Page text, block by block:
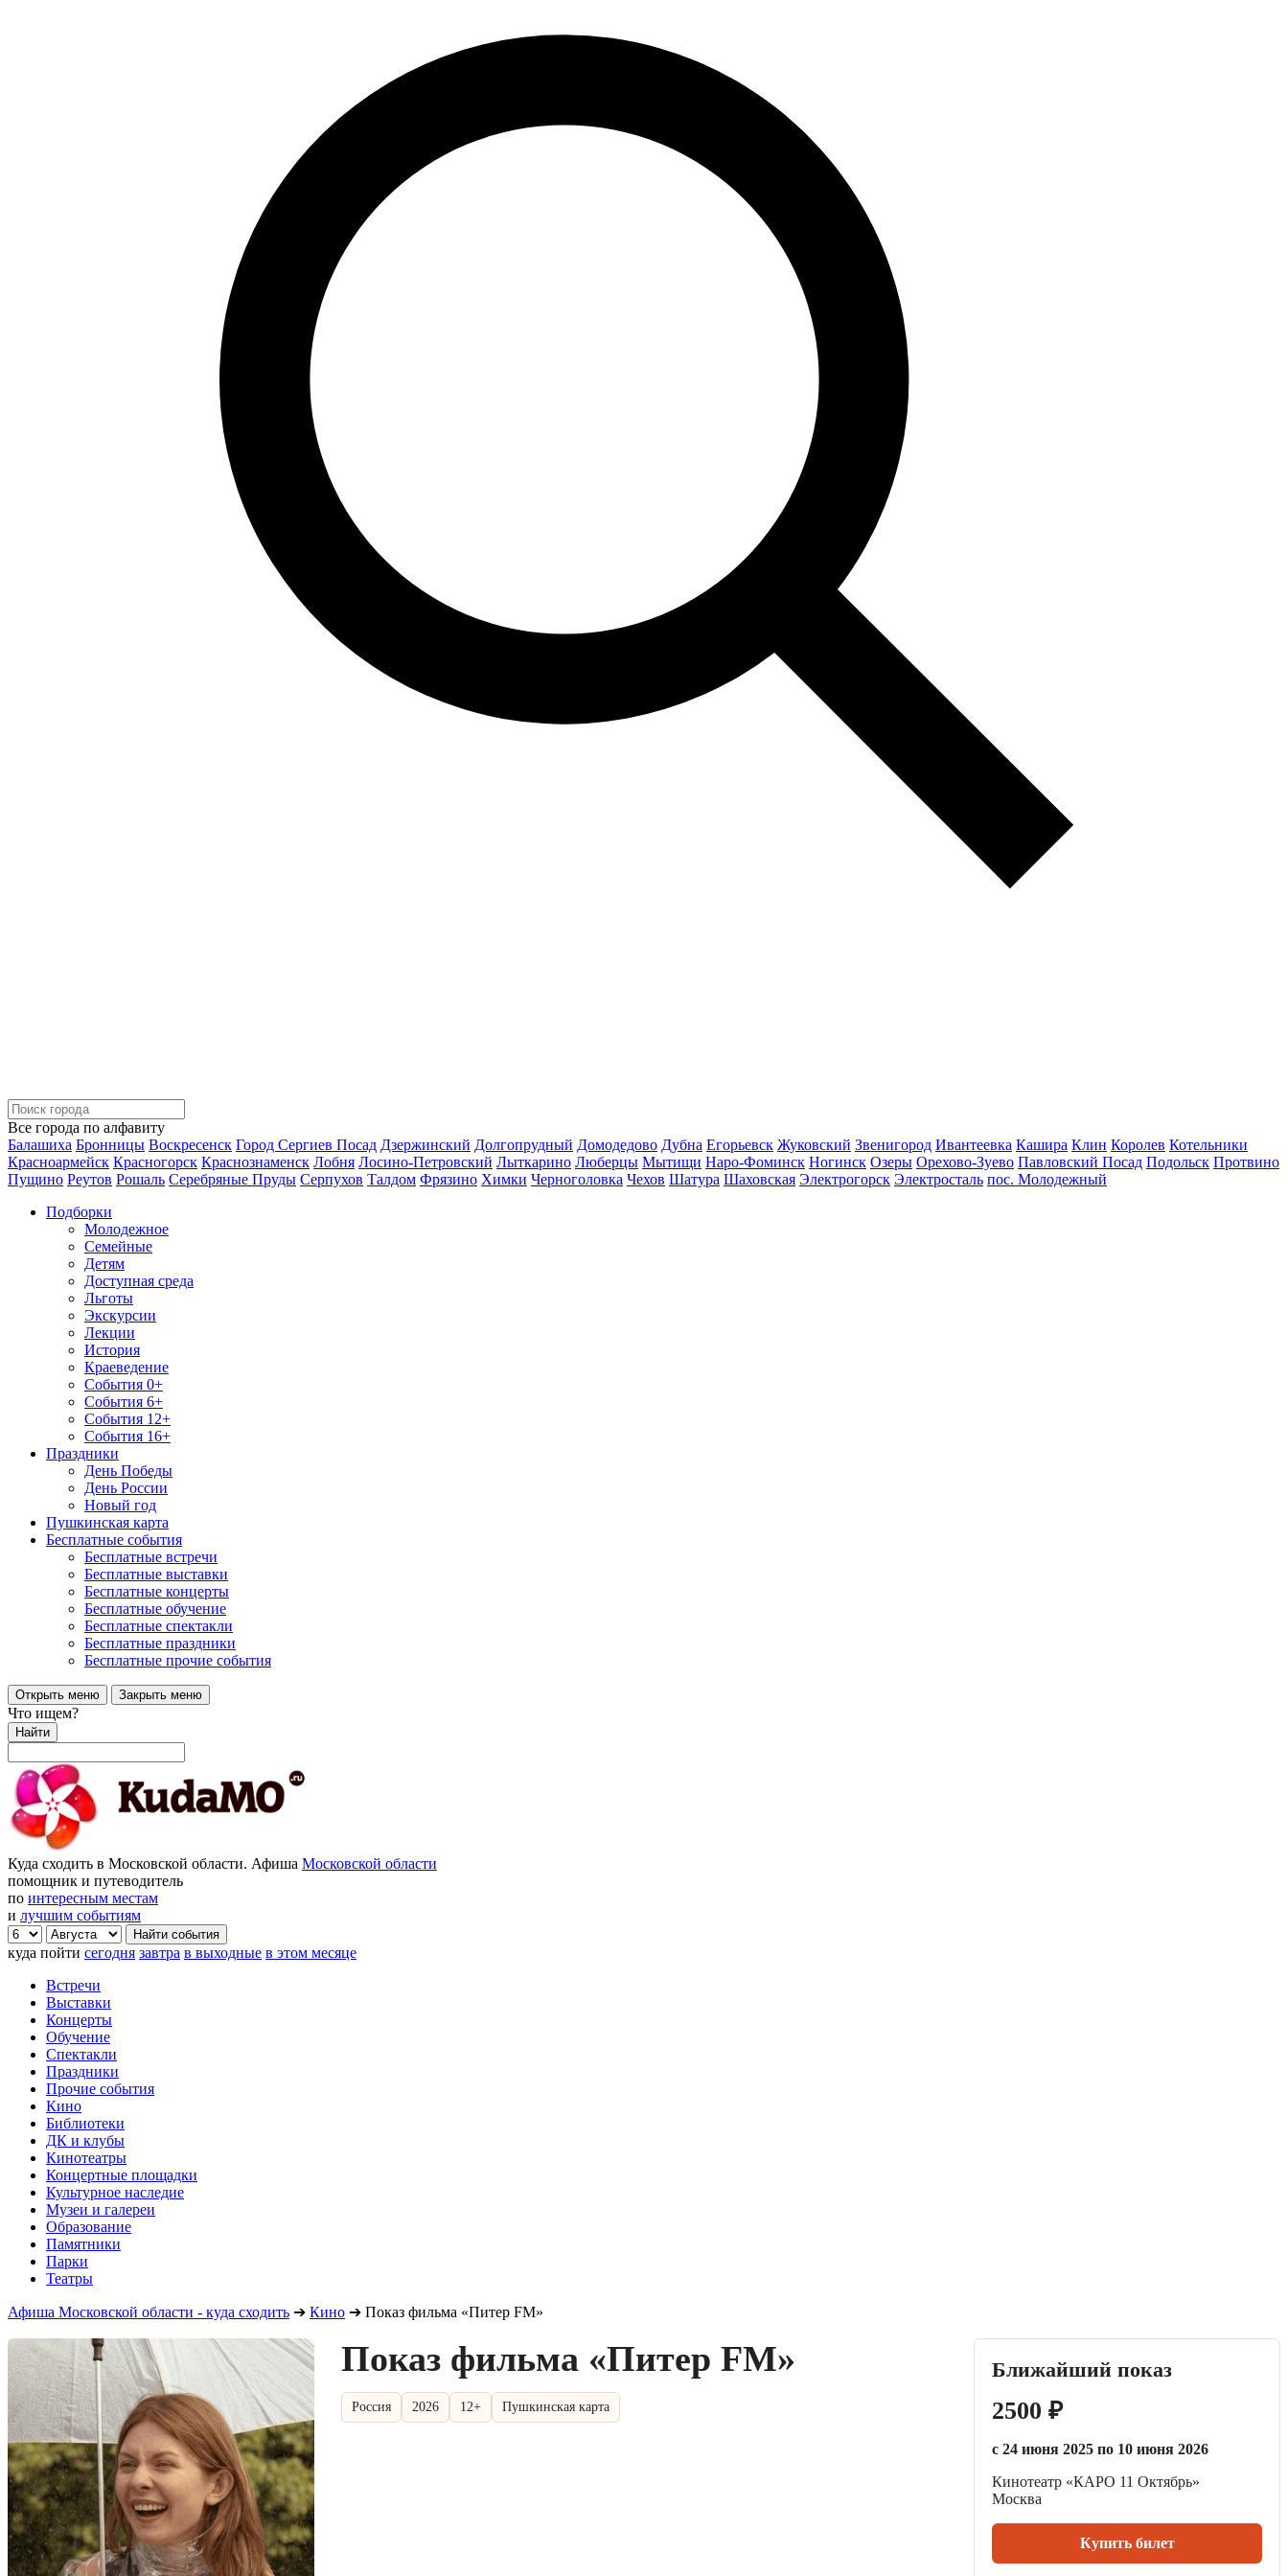
Все города по алфавиту
Балашиха Бронницы Воскресенск Город Сергиев Посад Дзержинский Долгопрудный Домодедово Дубна Егорьевск Жуковский Звенигород Ивантеевка Кашира Клин Королев Котельники
Красноармейск Красногорск Краснознаменск Лобня Лосино-Петровский Лыткарино Люберцы Мытищи Наро-Фоминск Ногинск Озеры Орехово-Зуево Павловский Посад Подольск Протвино
Пущино Реутов Рошаль Серебряные Пруды Серпухов Талдом Фрязино Химки Черноголовка Чехов Шатура Шаховская Электрогорск Электросталь пос. Молодежный
Подборки
Молодежное
Семейные
Детям
Доступная среда
Льготы
Экскурсии
Лекции
История
Краеведение
События 0+
События 6+
События 12+
События 16+
Праздники
День Победы
День России
Новый год
Пушкинская карта
Бесплатные события
Бесплатные встречи
Бесплатные выставки
Бесплатные концерты
Бесплатные обучение
Бесплатные спектакли
Бесплатные праздники
Бесплатные прочие события
Открыть меню Закрыть меню
Что ищем?
Найти
Куда сходить в Московской области. Афиша Московской области
помощник и путеводитель
по интересным местам
и лучшим событиям
куда пойти сегодня завтра в выходные в этом месяце
Встречи
Выставки
Концерты
Обучение
Спектакли
Праздники
Прочие события
Кино
Библиотеки
ДК и клубы
Кинотеатры
Концертные площадки
Культурное наследие
Музеи и галереи
Образование
Памятники
Парки
Театры
Афиша Московской области - куда сходить ➔ Кино ➔ Показ фильма «Питер FM»
Показ фильма «Питер FM»
Россия 2026 12+ Пушкинская карта
Ближайший показ
2500 ₽
с 24 июня 2025 по 10 июня 2026
Кинотеатр «КАРО 11 Октябрь»
Москва
Купить билет